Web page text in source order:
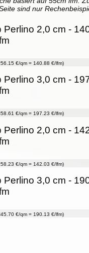
sind nur
2,0 cm -
€/qm = 140.88 €/lfm)
3,0 cm -
€/qm = 197.23 €/lfm)
2,0 cm -
€/qm = 142.03 €/lfm)
3,0 cm -
€/qm = 190.13 €/lfm)